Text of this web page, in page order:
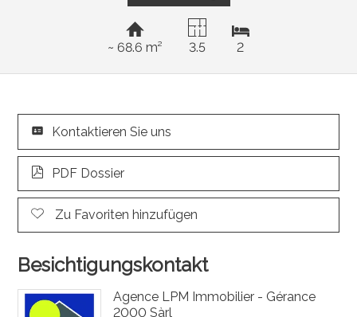
~ 68.6 m² 3.5 2
Kontaktieren Sie uns
PDF Dossier
Zu Favoriten hinzufügen
Besichtigungskontakt
Agence LPM Immobilier - Gérance
2000 Sàrl